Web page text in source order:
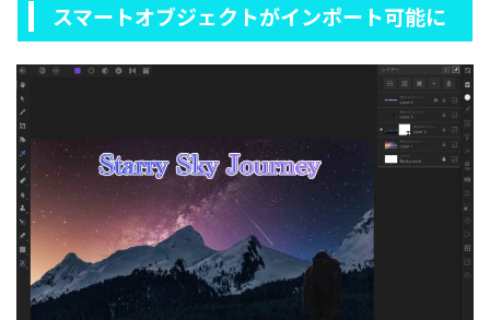
スマートオブジェクトがインポート可能に